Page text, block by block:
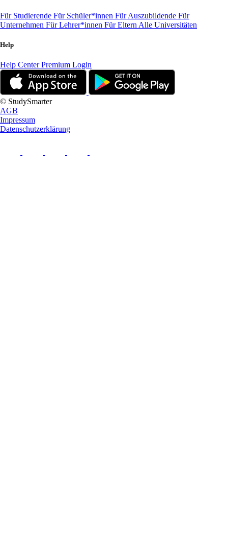
Für Studierende Für Schüler*innen Für Auszubildende Für
Unternehmen Für Lehrer*innen Für Eltern Alle Universitäten
Help
Help CenterPremium Login
© StudySmarter
AGB
Impressum
Datenschutzerklärung